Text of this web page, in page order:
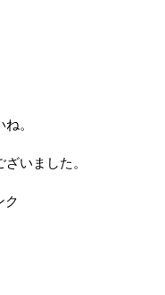
。
いました。
ク